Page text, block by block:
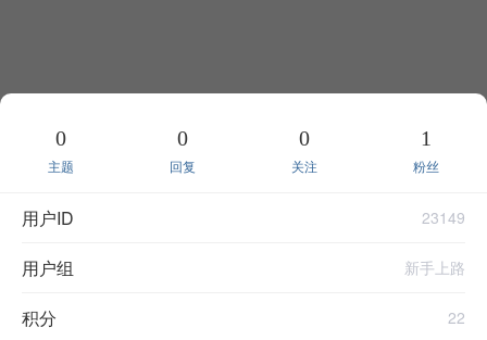
0
主题
0
回复
0
关注
1
粉丝
用户ID 23149
用户组 新手上路
积分 22